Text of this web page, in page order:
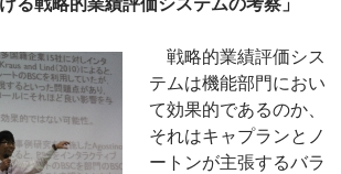
る戦略的業績評価システムの考察」
戦略的業績評価シス
テムは機能部門におい
て効果的であるのか、
それはキャプランとノ
ートンが主張するバラ